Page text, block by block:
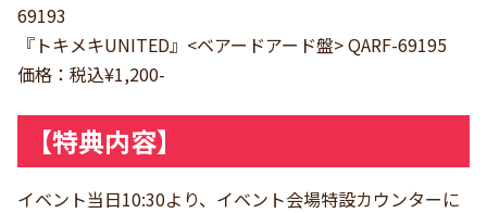
69193
『トキメキUNITED』<ベアードアード盤> QARF-69195
価格：税込¥1,200-
【特典内容】
イベント当日10:30より、イベント会場特設カウンターに